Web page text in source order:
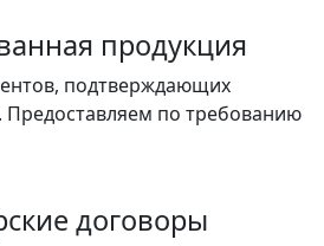
продукция
подтверждающих
Предоставляем по требованию
договоры